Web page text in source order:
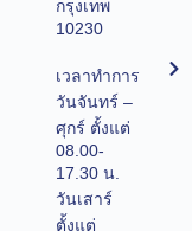
กรุงเทพ
10230
เวลาทำการ
วันจันทร์ –
ศุกร์ ตั้งแต่
08.00-
17.30 น.
วันเสาร์
ตั้งแต่